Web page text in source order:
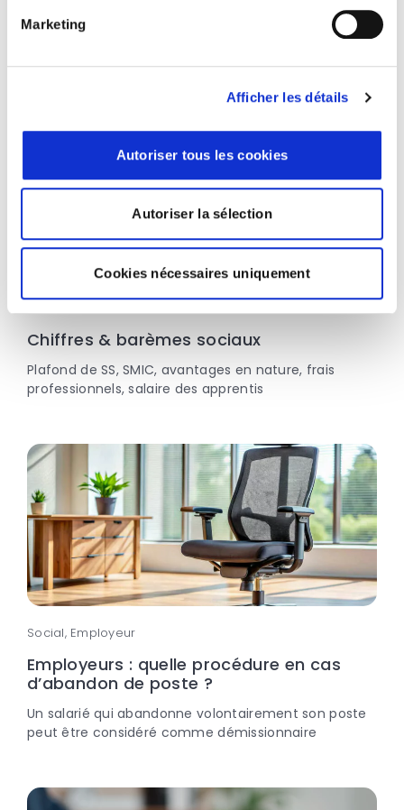
Marketing
Afficher les détails
Autoriser tous les cookies
Autoriser la sélection
Cookies nécessaires uniquement
Chiffres & barèmes juridiques
commerciaux, référence loyer, taux intérêt légal
Chiffres & barèmes sociaux
Plafond de SS, SMIC, avantages en nature, frais
professionnels, salaire des apprentis
Social, Employeur
Employeurs : quelle procédure en cas
d’abandon de poste ?
Un salarié qui abandonne volontairement son poste
peut être considéré comme démissionnaire